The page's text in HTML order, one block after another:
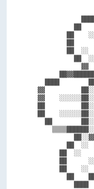
██
██
██  ░░
██
████
▓▓
▓▓
██
██
██
██  ░░
██  ░░
██
██
██